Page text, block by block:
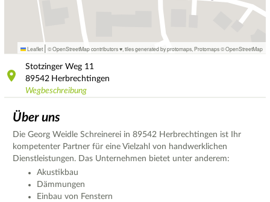
Leaflet | © OpenStreetMap contributors ♥, tiles generated by protomaps Protomaps©OpenStreetMap
Stotzinger Weg 11
89542 Herbrechtingen
Wegbeschreibung
Über uns
Die Georg Weidle Schreinerei in 89542 Herbrechtingen ist Ihr
kompetenter Partner für eine Vielzahl von handwerklichen
Dienstleistungen. Das Unternehmen bietet unter anderem:
Akustikbau
Dämmungen
Einbau von Fenstern